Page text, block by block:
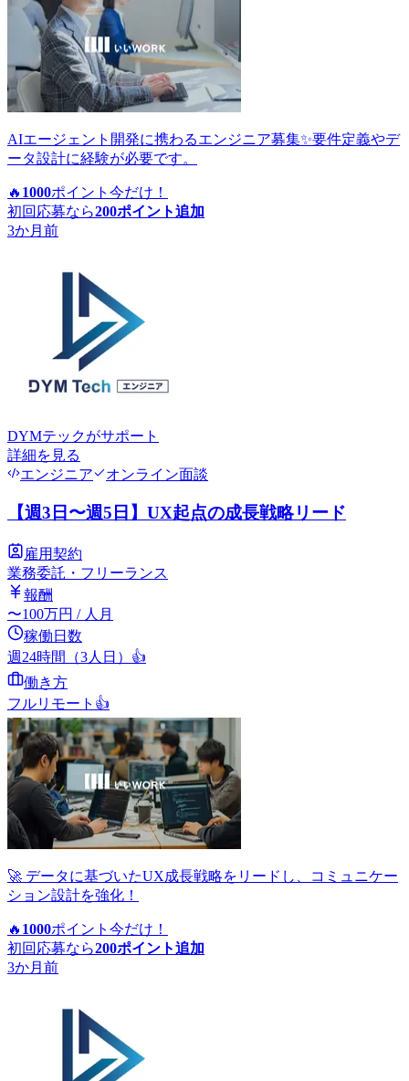
AIエージェント開発に携わるエンジニア募集✨要件定義やデ
ータ設計に経験が必要です。
🔥 1000ポイント 今だけ！
初回応募なら200ポイント追加
3か月前
DYMテックがサポート
詳細を見る
エンジニア
オンライン面談
【週3日〜週5日】UX起点の成長戦略リード
雇用契約
業務委託・フリーランス
報酬
〜100万円 / 人月
稼働日数
週24時間（3人日） 👍
働き方
フルリモート 👍
🚀 データに基づいたUX成長戦略をリードし、コミュニケー
ション設計を強化！
🔥 1000ポイント 今だけ！
初回応募なら200ポイント追加
3か月前